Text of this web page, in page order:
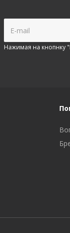
Нажимая на кнопнку